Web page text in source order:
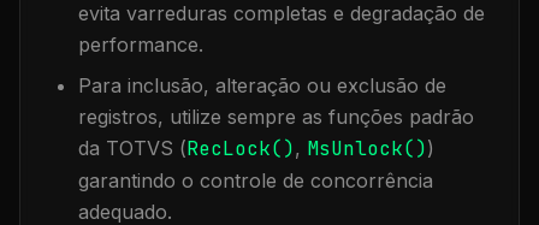
evita varreduras completas e degradação de
performance.
Para inclusão, alteração ou exclusão de
registros, utilize sempre as funções padrão
da TOTVS (RecLock(), MsUnlock())
garantindo o controle de concorrência
adequado.